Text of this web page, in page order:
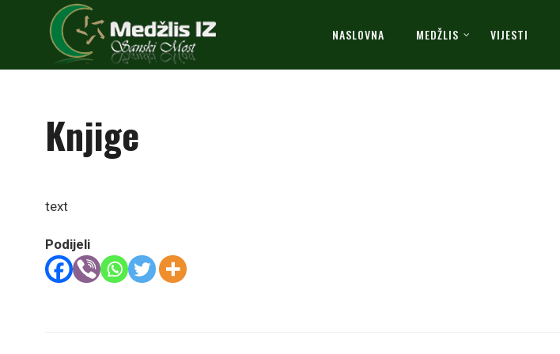
NASLOVNA MEDŽLIS VIJESTI
Knjige
text
Podijeli